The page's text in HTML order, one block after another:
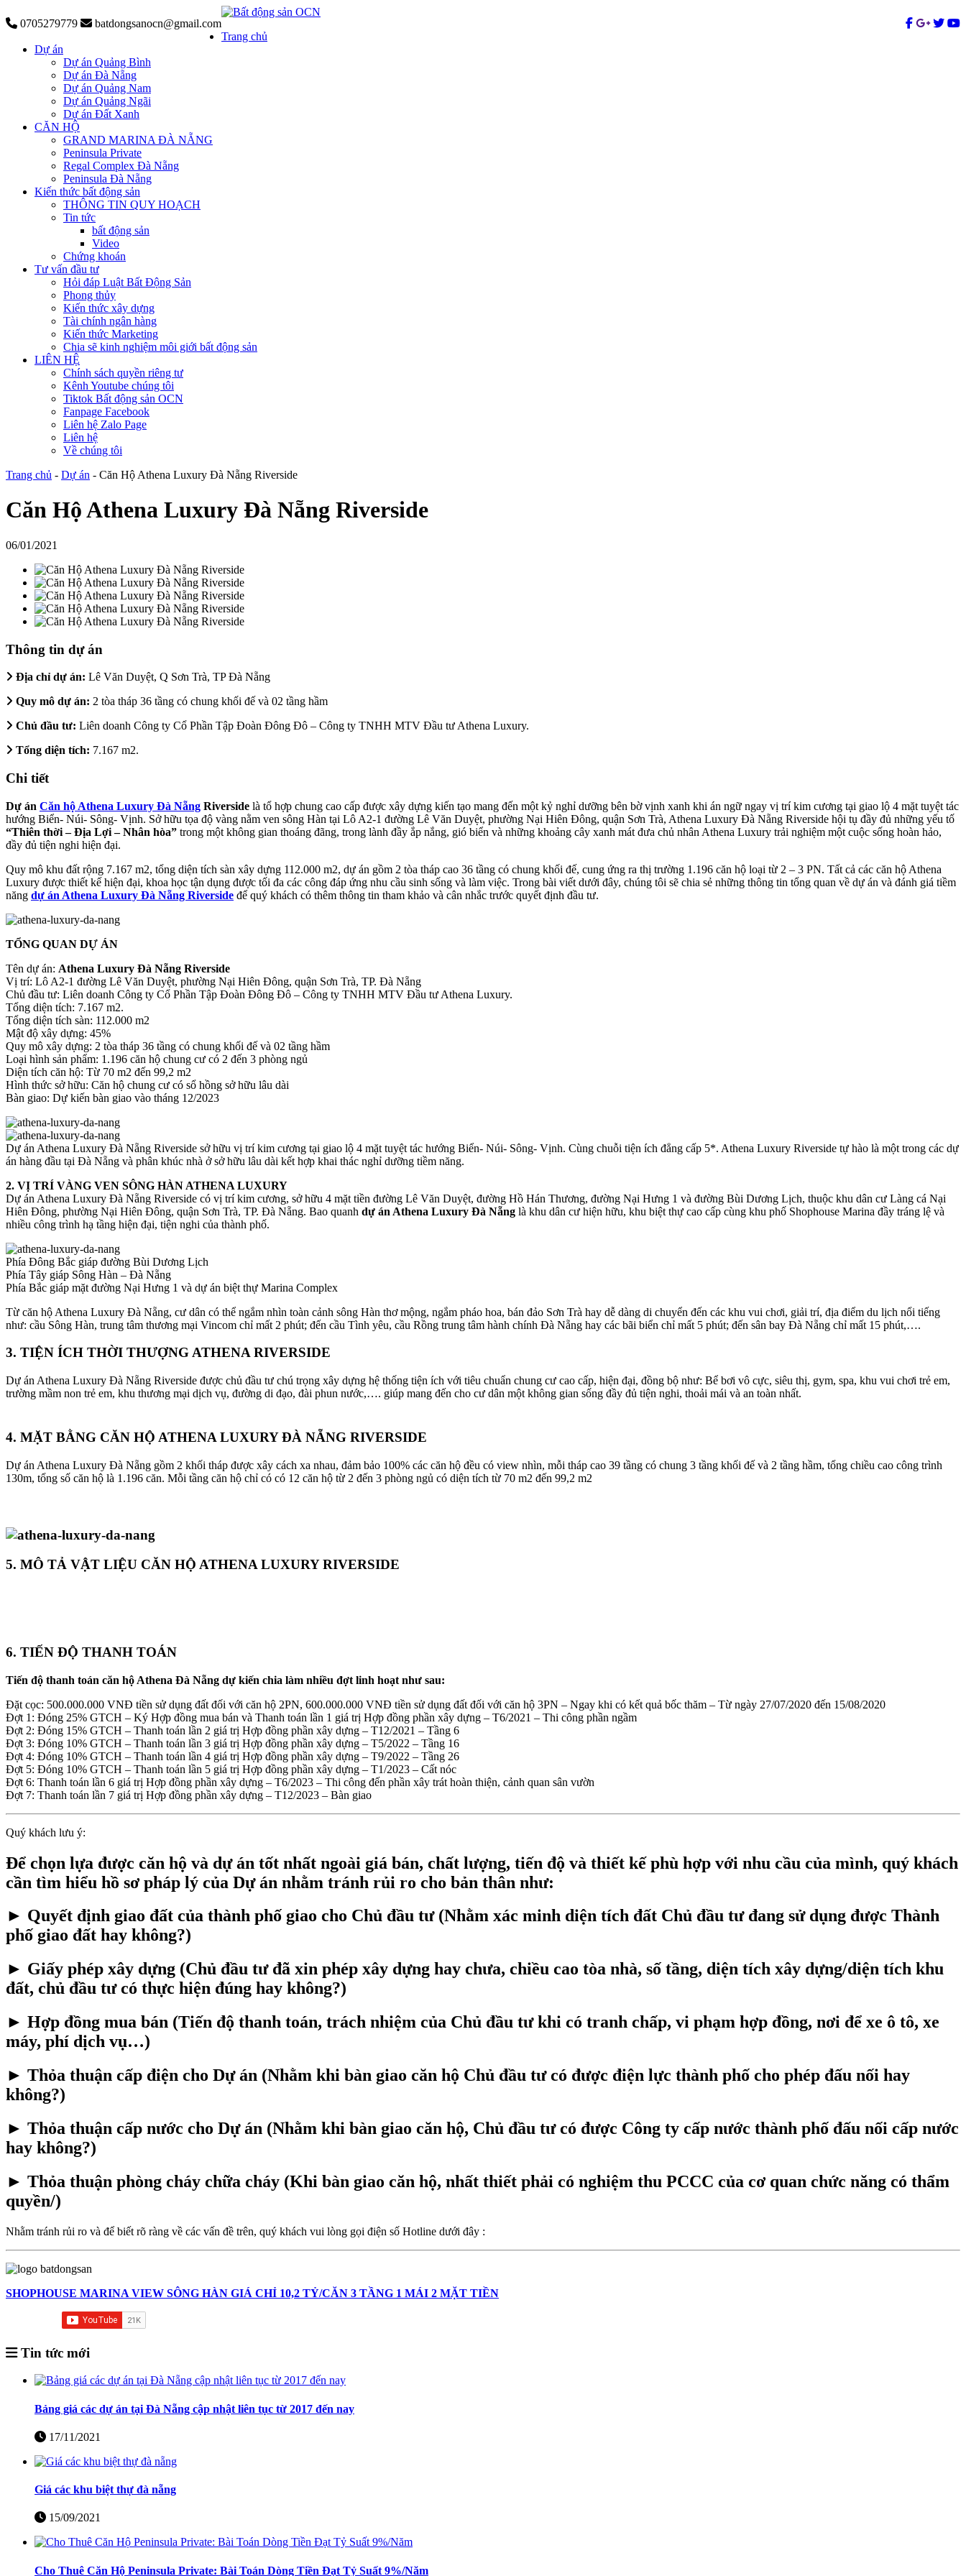
0705279779
batdongsanocn@gmail.com
Trang chủ
Dự án
Dự án Quảng Bình
Dự án Đà Nẵng
Dự án Quảng Nam
Dự án Quảng Ngãi
Dự án Đất Xanh
CĂN HỘ
GRAND MARINA ĐÀ NẴNG
Peninsula Private
Regal Complex Đà Nẵng
Peninsula Đà Nẵng
Kiến thức bất động sản
THÔNG TIN QUY HOẠCH
Tin tức
bất động sản
Video
Chứng khoán
Tư vấn đầu tư
Hỏi đáp Luật Bất Động Sản
Phong thủy
Kiến thức xây dựng
Tài chính ngân hàng
Kiến thức Marketing
Chia sẽ kinh nghiệm môi giới bất động sản
LIÊN HỆ
Chính sách quyền riêng tư
Kênh Youtube chúng tôi
Tiktok Bất động sản OCN
Fanpage Facebook
Liên hệ Zalo Page
Liên hệ
Về chúng tôi
Trang chủ - Dự án - Căn Hộ Athena Luxury Đà Nẵng Riverside
Căn Hộ Athena Luxury Đà Nẵng Riverside
06/01/2021
Thông tin dự án
Địa chỉ dự án: Lê Văn Duyệt, Q Sơn Trà, TP Đà Nẵng
Quy mô dự án: 2 tòa tháp 36 tầng có chung khối đế và 02 tầng hầm
Chủ đầu tư: Liên doanh Công ty Cổ Phần Tập Đoàn Đông Đô – Công ty TNHH MTV Đầu tư Athena Luxury.
Tổng diện tích: 7.167 m2.
Chi tiết
Dự án Căn hộ Athena Luxury Đà Nẵng Riverside là tổ hợp chung cao cấp được xây dựng kiến tạo mang đến một kỷ nghỉ dưỡng bên bờ vịnh xanh khi án ngữ ngay vị trí kim cương tại giao lộ 4 mặt tuyệt tác
hướng Biển- Núi- Sông- Vịnh. Sở hữu tọa độ vàng nằm ven sông Hàn tại Lô A2-1 đường Lê Văn Duyệt, phường Nại Hiên Đông, quận Sơn Trà, Athena Luxury Đà Nẵng Riverside hội tụ đầy đủ những yếu tố
“Thiên thời – Địa Lợi – Nhân hòa” trong một không gian thoáng đãng, trong lành đầy ắp nắng, gió biển và những khoảng cây xanh mát đưa chủ nhân Athena Luxury trải nghiệm một cuộc sống hoàn hảo,
đầy đủ tiện nghi hiện đại.
Quy mô khu đất rộng 7.167 m2, tổng diện tích sàn xây dựng 112.000 m2, dự án gồm 2 tòa tháp cao 36 tầng có chung khối đế, cung ứng ra thị trường 1.196 căn hộ loại từ 2 – 3 PN. Tất cả các căn hộ Athena
Luxury được thiết kế hiện đại, khoa học tận dụng được tối đa các công đáp ứng nhu cầu sinh sống và làm việc. Trong bài viết dưới đây, chúng tôi sẽ chia sẻ những thông tin tổng quan về dự án và đánh giá tiềm
năng dự án Athena Luxury Đà Nẵng Riverside để quý khách có thêm thông tin tham khảo và cân nhắc trước quyết định đầu tư.
TỔNG QUAN DỰ ÁN
Tên dự án: Athena Luxury Đà Nẵng Riverside
Vị trí: Lô A2-1 đường Lê Văn Duyệt, phường Nại Hiên Đông, quận Sơn Trà, TP. Đà Nẵng
Chủ đầu tư: Liên doanh Công ty Cổ Phần Tập Đoàn Đông Đô – Công ty TNHH MTV Đầu tư Athena Luxury.
Tổng diện tích: 7.167 m2.
Tổng diện tích sàn: 112.000 m2
Mật độ xây dựng: 45%
Quy mô xây dựng: 2 tòa tháp 36 tầng có chung khối đế và 02 tầng hầm
Loại hình sản phẩm: 1.196 căn hộ chung cư có 2 đến 3 phòng ngủ
Diện tích căn hộ: Từ 70 m2 đến 99,2 m2
Hình thức sở hữu: Căn hộ chung cư có sổ hồng sở hữu lâu dài
Bàn giao: Dự kiến bàn giao vào tháng 12/2023
Dự án Athena Luxury Đà Nẵng Riverside sở hữu vị trí kim cương tại giao lộ 4 mặt tuyệt tác hướng Biển- Núi- Sông- Vịnh. Cùng chuỗi tiện ích đẳng cấp 5*. Athena Luxury Riverside tự hào là một trong các dự
án hàng đầu tại Đà Nẵng và phân khúc nhà ở sở hữu lâu dài kết hợp khai thác nghỉ dưỡng tiềm năng.
2. VỊ TRÍ VÀNG VEN SÔNG HÀN ATHENA LUXURY
Dự án Athena Luxury Đà Nẵng Riverside có vị trí kim cương, sở hữu 4 mặt tiền đường Lê Văn Duyệt, đường Hồ Hán Thương, đường Nại Hưng 1 và đường Bùi Dương Lịch, thuộc khu dân cư Làng cá Nại
Hiên Đông, phường Nại Hiên Đông, quận Sơn Trà, TP. Đà Nẵng. Bao quanh dự án Athena Luxury Đà Nẵng là khu dân cư hiện hữu, khu biệt thự cao cấp cùng khu phố Shophouse Marina đầy tráng lệ và
nhiều công trình hạ tầng hiện đại, tiện nghi của thành phố.
Phía Đông Bắc giáp đường Bùi Dương Lịch
Phía Tây giáp Sông Hàn – Đà Nẵng
Phía Bắc giáp mặt đường Nại Hưng 1 và dự án biệt thự Marina Complex
Từ căn hộ Athena Luxury Đà Nẵng, cư dân có thể ngắm nhìn toàn cảnh sông Hàn thơ mộng, ngắm pháo hoa, bán đảo Sơn Trà hay dễ dàng di chuyển đến các khu vui chơi, giải trí, địa điểm du lịch nổi tiếng
như: cầu Sông Hàn, trung tâm thương mại Vincom chỉ mất 2 phút; đến cầu Tình yêu, cầu Rồng trung tâm hành chính Đà Nẵng hay các bãi biển chỉ mất 5 phút; đến sân bay Đà Nẵng chỉ mất 15 phút,….
3. TIỆN ÍCH THỜI THƯỢNG ATHENA RIVERSIDE
Dự án Athena Luxury Đà Nẵng Riverside được chủ đầu tư chú trọng xây dựng hệ thống tiện ích với tiêu chuẩn chung cư cao cấp, hiện đại, đồng bộ như: Bể bơi vô cực, siêu thị, gym, spa, khu vui chơi trẻ em,
trường mầm non trẻ em, khu thương mại dịch vụ, đường di đạo, đài phun nước,…. giúp mang đến cho cư dân một không gian sống đầy đủ tiện nghi, thoải mái và an toàn nhất.
4. MẶT BẰNG CĂN HỘ ATHENA LUXURY ĐÀ NẴNG RIVERSIDE
Dự án Athena Luxury Đà Nẵng gồm 2 khối tháp được xây cách xa nhau, đảm bảo 100% các căn hộ đều có view nhìn, mỗi tháp cao 39 tầng có chung 3 tầng khối đế và 2 tầng hầm, tổng chiều cao công trình
130m, tổng số căn hộ là 1.196 căn. Mỗi tầng căn hộ chỉ có có 12 căn hộ từ 2 đến 3 phòng ngủ có diện tích từ 70 m2 đến 99,2 m2
5. MÔ TẢ VẬT LIỆU CĂN HỘ ATHENA LUXURY RIVERSIDE
6. TIẾN ĐỘ THANH TOÁN
Tiến độ thanh toán căn hộ Athena Đà Nẵng dự kiến chia làm nhiều đợt linh hoạt như sau:
Đặt cọc: 500.000.000 VNĐ tiền sử dụng đất đối với căn hộ 2PN, 600.000.000 VNĐ tiền sử dụng đất đối với căn hộ 3PN – Ngay khi có kết quả bốc thăm – Từ ngày 27/07/2020 đến 15/08/2020
Đợt 1: Đóng 25% GTCH – Ký Hợp đồng mua bán và Thanh toán lần 1 giá trị Hợp đồng phần xây dựng – T6/2021 – Thi công phần ngầm
Đợt 2: Đóng 15% GTCH – Thanh toán lần 2 giá trị Hợp đồng phần xây dựng – T12/2021 – Tầng 6
Đợt 3: Đóng 10% GTCH – Thanh toán lần 3 giá trị Hợp đồng phần xây dựng – T5/2022 – Tầng 16
Đợt 4: Đóng 10% GTCH – Thanh toán lần 4 giá trị Hợp đồng phần xây dựng – T9/2022 – Tầng 26
Đợt 5: Đóng 10% GTCH – Thanh toán lần 5 giá trị Hợp đồng phần xây dựng – T1/2023 – Cất nóc
Đợt 6: Thanh toán lần 6 giá trị Hợp đồng phần xây dựng – T6/2023 – Thi công đến phần xây trát hoàn thiện, cảnh quan sân vườn
Đợt 7: Thanh toán lần 7 giá trị Hợp đồng phần xây dựng – T12/2023 – Bàn giao
Quý khách lưu ý:
Để chọn lựa được căn hộ và dự án tốt nhất ngoài giá bán, chất lượng, tiến độ và thiết kế phù hợp với nhu cầu của mình, quý khách
cần tìm hiểu hồ sơ pháp lý của Dự án nhằm tránh rủi ro cho bản thân như:
► Quyết định giao đất của thành phố giao cho Chủ đầu tư (Nhằm xác minh diện tích đất Chủ đầu tư đang sử dụng được Thành
phố giao đất hay không?)
► Giấy phép xây dựng (Chủ đầu tư đã xin phép xây dựng hay chưa, chiều cao tòa nhà, số tầng, diện tích xây dựng/diện tích khu
đất, chủ đầu tư có thực hiện đúng hay không?)
► Hợp đồng mua bán (Tiến độ thanh toán, trách nhiệm của Chủ đầu tư khi có tranh chấp, vi phạm hợp đồng, nơi để xe ô tô, xe
máy, phí dịch vụ…)
► Thỏa thuận cấp điện cho Dự án (Nhằm khi bàn giao căn hộ Chủ đầu tư có được điện lực thành phố cho phép đấu nối hay
không?)
► Thỏa thuận cấp nước cho Dự án (Nhằm khi bàn giao căn hộ, Chủ đầu tư có được Công ty cấp nước thành phố đấu nối cấp nước
hay không?)
► Thỏa thuận phòng cháy chữa cháy (Khi bàn giao căn hộ, nhất thiết phải có nghiệm thu PCCC của cơ quan chức năng có thẩm
quyền/)
Nhằm tránh rủi ro và để biết rõ ràng về các vấn đề trên, quý khách vui lòng gọi điện số Hotline dưới đây :
SHOPHOUSE MARINA VIEW SÔNG HÀN GIÁ CHỈ 10,2 TỶ/CĂN 3 TẦNG 1 MÁI 2 MẶT TIỀN
Tin tức mới
Bảng giá các dự án tại Đà Nẵng cập nhật liên tục từ 2017 đến nay
17/11/2021
Giá các khu biệt thự đà nẵng
15/09/2021
Cho Thuê Căn Hộ Peninsula Private: Bài Toán Dòng Tiền Đạt Tỷ Suất 9%/Năm